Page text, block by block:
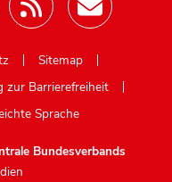
Sitemap
zur Barrierefreiheit
Sprache
Bundesverbands